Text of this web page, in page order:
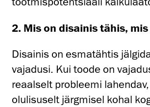
2. Mis on disainis tähis,
Disainis on esmatähtis
vajadusi. Kui toode on
reaalselt probleemi
olulisuselt järgmisel kohal